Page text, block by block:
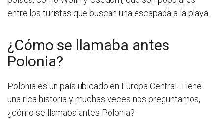
entre los turistas que buscan una escapada a la playa.
¿Cómo se llamaba antes
Polonia?
Polonia es un país ubicado en Europa Central. Tiene
una rica historia y muchas veces nos preguntamos,
¿cómo se llamaba antes Polonia?